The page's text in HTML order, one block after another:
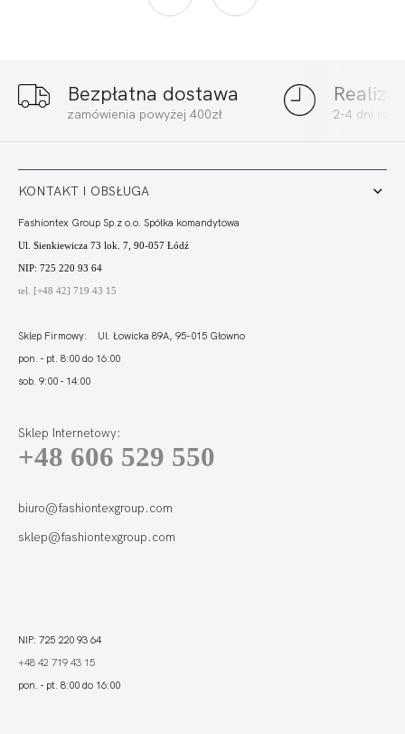
FORTUNA PRALINE
FORTUNA PRALINE
FORTUNA PRALINE
Bezpłatna dostawa
zamówienia powyżej 400zł 2-4 dni
KONTAKT I OBSŁUGA
Fashiontex Group Sp.z o.o. Spółka komandytowa
Ul. Sienkiewicza 73 lok. 7, 90-057 Łódź
NIP: 725 220 93 64
tel. [+48 42] 719 43 15
Sklep Firmowy: Ul. Łowicka 89A, 95-015 Głowno
pon. - pt. 8:00 do 16:00
sob. 9:00 - 14:00
Sklep Internetowy:
+48 606 529 550
biuro@fashiontexgroup.com
sklep@fashiontexgroup.com
NIP: 725 220 93 64
+48 42 719 43 15
pon. - pt. 8:00 do 16:00